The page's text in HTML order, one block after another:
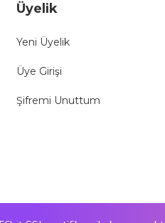
Üyelik
Yeni Üyelik
Üye Girişi
Şifremi Unuttum